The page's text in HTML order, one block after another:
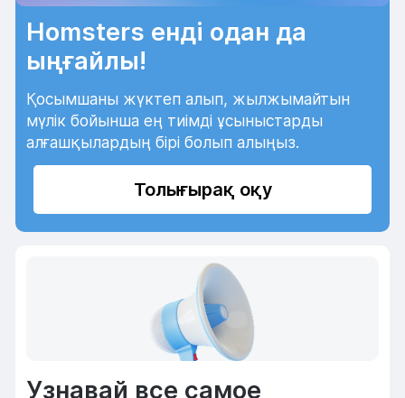
Homsters енді одан да
ыңғайлы!
Қосымшаны жүктеп алып, жылжымайтын
мүлік бойынша ең тиімді ұсыныстарды
алғашқылардың бірі болып алыңыз.
Толығырақ оқу
Узнавай все самое